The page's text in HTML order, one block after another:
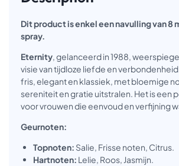
Dit product is enkel een navulling van 8
spray.
Eternity, gelanceerd in 1988,
visie van tijdloze liefde en
fris, elegant en klassiek, met bloemige
sereniteit en gratie uitstralen. Het is een
voor vrouwen die eenvoud en verfijning
Geurnoten:
Topnoten: Salie, Frisse noten, Citrus.
Hartnoten: Lelie, Roos, Jasmijn.